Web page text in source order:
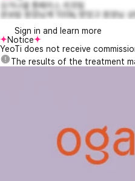
오가나셀 튠페이스 리프팅
권보람 원장님께 100kj 받았고 원장님
Sign in and learn more
Notice
YeoTi does not receive
The results of the treatment